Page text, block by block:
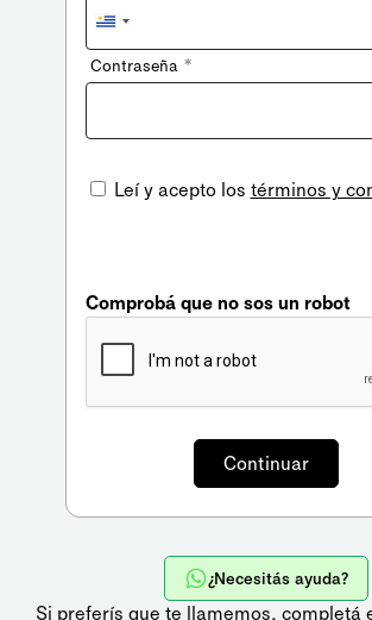
Uruguay
+598
Contraseña *
Leí y acepto los términos y
Comprobá que no sos un robot
¿Necesitás ayuda?
Si preferís que te llamemos, completá